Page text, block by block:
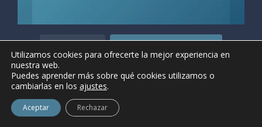
Cargar más... Síguenos en Instagram
Utilizamos cookies para ofrecerte la mejor experiencia en
nuestra web.
Puedes aprender más sobre qué cookies utilizamos o
cambiarlas en los ajustes.
Aceptar Rechazar